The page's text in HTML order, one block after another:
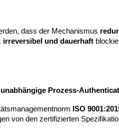
dass der Mechanismus
irreversibel und dauerhaft
unabhängige Prozess-
ISO
von den zertifizierten